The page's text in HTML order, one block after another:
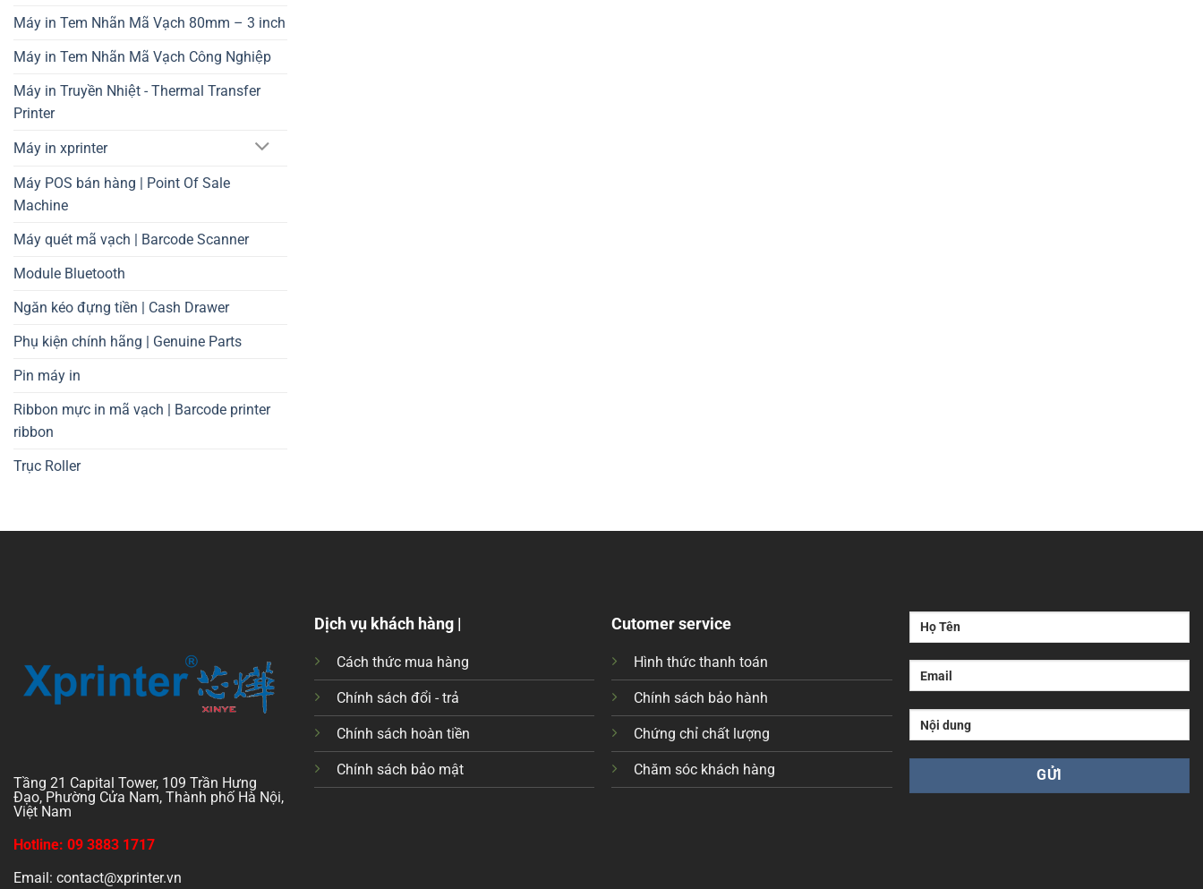
Máy in Tem Nhãn Mã Vạch 80mm – 3 inch
Máy in Tem Nhãn Mã Vạch Công Nghiệp
Máy in Truyền Nhiệt - Thermal Transfer
Printer
Máy in xprinter
Máy POS bán hàng | Point Of Sale
Machine
Máy quét mã vạch | Barcode Scanner
Module Bluetooth
Ngăn kéo đựng tiền | Cash Drawer
Phụ kiện chính hãng | Genuine Parts
Pin máy in
Ribbon mực in mã vạch | Barcode printer
ribbon
Trục Roller
Tầng 21 Capital Tower, 109 Trần Hưng
Đạo, Phường Cửa Nam, Thành phố Hà Nội,
Việt Nam
Hotline: 09 3883 1717
Email: contact@xprinter.vn
Dịch vụ khách hàng |
Cách thức mua hàng
Chính sách đổi - trả
Chính sách hoàn tiền
Chính sách bảo mật
Cutomer service
Hình thức thanh toán
Chính sách bảo hành
Chứng chỉ chất lượng
Chăm sóc khách hàng